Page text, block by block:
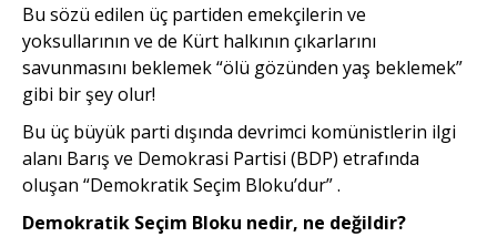
Bu sözü edilen üç partiden emekçilerin ve
yoksullarının ve de Kürt halkının çıkarlarını
savunmasını beklemek “ölü gözünden yaş beklemek”
gibi bir şey olur!
Bu üç büyük parti dışında devrimci komünistlerin ilgi
alanı Barış ve Demokrasi Partisi (BDP) etrafında
oluşan “Demokratik Seçim Bloku’dur” .
Demokratik Seçim Bloku nedir, ne değildir?